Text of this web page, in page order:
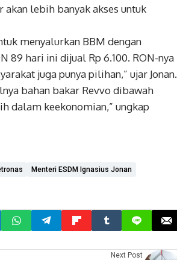
akan lebih banyak akses untuk
menyalurkan BBM dengan
89 hari ini dijual Rp 6.100. RON-nya
juga punya pilihan,” ujar Jonan.
bahan bakar Revvo dibawah
dalam keekonomian,” ungkap
Menteri ESDM Ignasius Jonan
Next Post